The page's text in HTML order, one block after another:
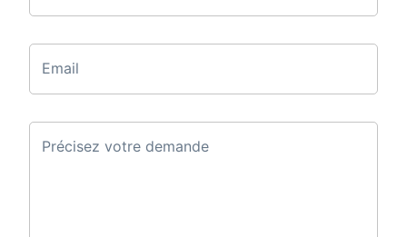
Email
Précisez votre demande